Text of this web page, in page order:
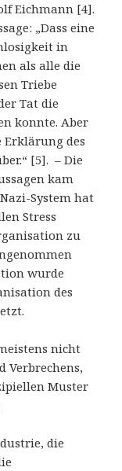
Eichmann [4].
„Dass eine
in
als alle die
Triebe
Tat die
konnte. Aber
Erklärung des
[5]. – Die
kam
System hat
Stress
zu
wurde
des
nicht
Verbrechens,
Muster
die